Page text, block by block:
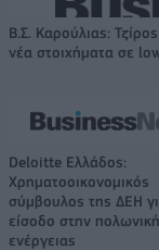
Β.Σ. Καρούλιας:
νέα στοιχήματα σε
Deloitte Ελλάδος:
Χρηματοοικονομικός
σύμβουλος της ΔΕΗ
είσοδο στην
ενέργειας